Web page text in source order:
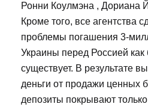
Ронни Коулмэна , Дориана
Кроме того, все агентства
проблемы погашения 3-
Украины перед Россией
существует. В результате
деньги от продажи ценных
депозиты покрывают только